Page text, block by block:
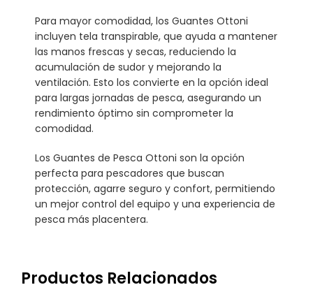
Para mayor comodidad, los Guantes Ottoni
incluyen tela transpirable, que ayuda a mantener
las manos frescas y secas, reduciendo la
acumulación de sudor y mejorando la
ventilación. Esto los convierte en la opción ideal
para largas jornadas de pesca, asegurando un
rendimiento óptimo sin comprometer la
comodidad.
Los Guantes de Pesca Ottoni son la opción
perfecta para pescadores que buscan
protección, agarre seguro y confort, permitiendo
un mejor control del equipo y una experiencia de
pesca más placentera.
Productos Relacionados